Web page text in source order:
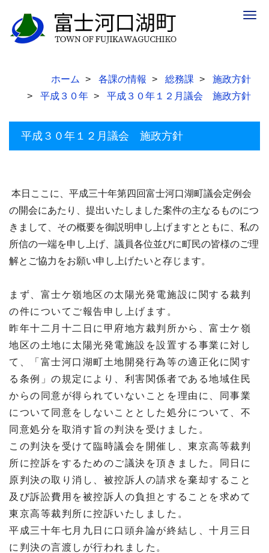
ホーム 各課の情報 総務課
施政方針
平成３０年
平成３０年１２月議会 施政方針
平成３０年１２月議会 施政方針
本日ここに、平成三十年第四回富士河口湖町議会定例会
の開会にあたり、提出いたしました案件の主なるものにつ
きまして、その概要を御説明申し上げますとともに、私の
所信の一端を申し上げ、議員各位並びに町民の皆様のご理
解とご協力をお願い申し上げたいと存じます。
まず、富士ケ嶺地区の太陽光発電施設に関する裁判
の件についてご報告申し上げます。
昨年十二月十二日に甲府地方裁判所から、富士ケ嶺
地区の土地に太陽光発電施設を設置する事業に対し
て、「富士河口湖町土地開発行為等の適正化に関す
る条例」の規定により、利害関係者である地域住民
からの同意が得られていないことを理由に、同事業
について同意をしないこととした処分について、不
同意処分を取消す旨の判決を受けました。
この判決を受けて臨時議会を開催し、東京高等裁判
所に控訴をするためのご議決を頂きました。同日に
原判決の取り消し、被控訴人の請求を棄却すること
及び訴訟費用を被控訴人の負担とすることを求めて
東京高等裁判所に控訴いたしました。
平成三十年七月九日に口頭弁論が終結し、十月三日
に判決の言渡しが行われました。